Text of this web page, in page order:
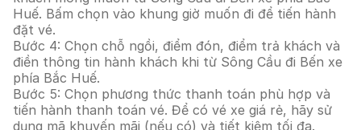
Huế. Bấm chọn vào khung giờ muốn đi để tiến hành
đặt vé.
Bước 4: Chọn chỗ ngồi, điểm đón, điểm trả khách và
điền thông tin hành khách khi từ Sông Cầu đi Bến xe
phía Bắc Huế.
Bước 5: Chọn phương thức thanh toán phù hợp và
tiến hành thanh toán vé. Để có vé xe giá rẻ, hãy sử
dụng mã khuyến mãi (nếu có) và tiết kiệm tối đa.